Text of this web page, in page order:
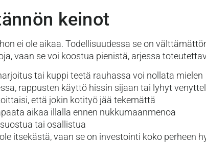
keinot
ei ole aikaa. Todellisuudessa se on
vaan se voi koostua pienistä, arjessa
tai kuppi teetä rauhassa voi nollata mielen
rappusten käyttö hissin sijaan tai lyhyt
että jokin kotityö jää tekemättä
aikaa illalla ennen nukkumaanmenoa
tai osallistua
itsekästä, vaan se on investointi koko perheen